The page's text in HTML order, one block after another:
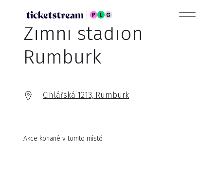
Zimní stadion
Rumburk
Cihlářská 1213, Rumburk
Akce konané v tomto místě